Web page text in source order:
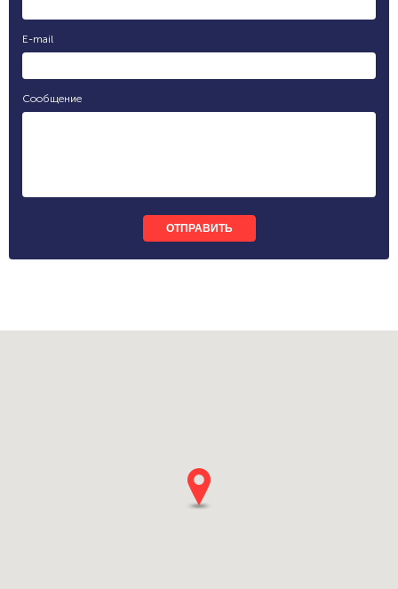
E-mail
Сообщение
ОТПРАВИТЬ